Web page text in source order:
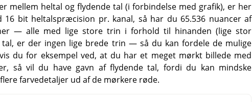
mellem heltal og flydende tal (i forbindelse med grafik), er her
bit heltalspræcision pr. kanal, så har du 65.536 nuancer af
— alle med lige store trin i forhold til hinanden (lige stor
er der ingen lige brede trin — så du kan fordele de mulige
du for eksempel ved, at du har et meget mørkt billede med
så vil du have gavn af flydende tal, fordi du kan mindske
farvedetaljer ud af de mørkere røde.